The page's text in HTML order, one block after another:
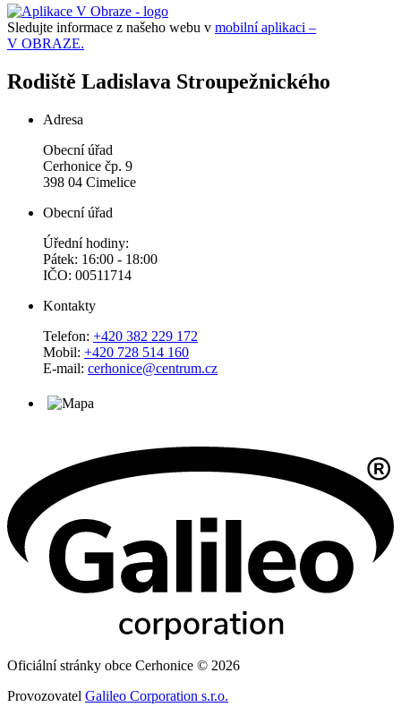
Sledujte informace z našeho webu v mobilní aplikaci –
V OBRAZE.
Rodiště Ladislava Stroupežnického
Adresa
Obecní úřad
Cerhonice čp. 9
398 04 Cimelice
Obecní úřad
Úřední hodiny:
Pátek: 16:00 - 18:00
IČO: 00511714
Kontakty
Telefon: +420 382 229 172
Mobil: +420 728 514 160
E-mail: cerhonice@centrum.cz
Oficiální stránky obce Cerhonice © 2026
Provozovatel Galileo Corporation s.r.o.